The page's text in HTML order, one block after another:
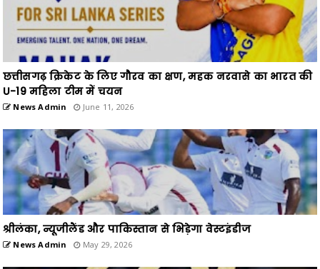
छत्तीसगढ़ क्रिकेट के लिए गौरव का क्षण, महक नरवासे का भारत की
U-19 महिला टीम में चयन
News Admin June 11, 2026
श्रीलंका, न्यूजीलैंड और पाकिस्तान से भिड़ेगा वेस्टइंडीज
News Admin May 29, 2026